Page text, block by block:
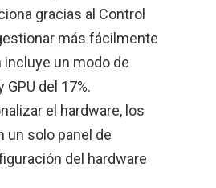
gracias al Control
más fácilmente
incluye un modo de
del 17%.
el hardware, los
un solo panel de
del hardware